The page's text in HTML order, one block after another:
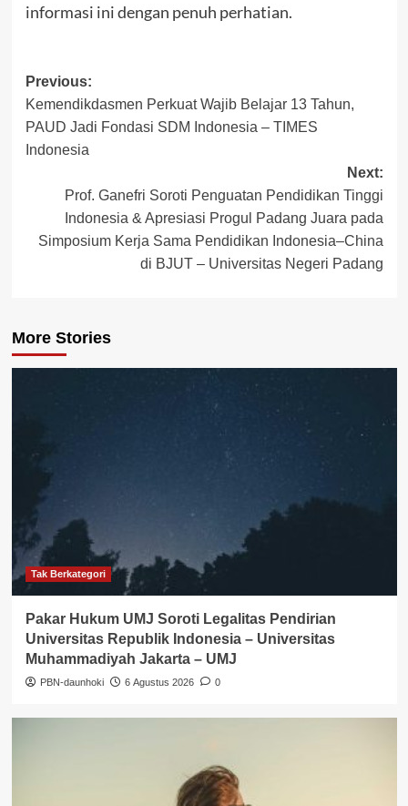
informasi ini dengan penuh perhatian.
Post
navigation
Previous:
Kemendikdasmen Perkuat Wajib Belajar 13 Tahun,
PAUD Jadi Fondasi SDM Indonesia – TIMES
Indonesia
Next:
Prof. Ganefri Soroti Penguatan Pendidikan Tinggi
Indonesia & Apresiasi Progul Padang Juara pada
Simposium Kerja Sama Pendidikan Indonesia–China
di BJUT – Universitas Negeri Padang
More Stories
Tak Berkategori
Pakar Hukum UMJ Soroti Legalitas Pendirian
Universitas Republik Indonesia – Universitas
Muhammadiyah Jakarta – UMJ
PBN-daunhoki 6 Agustus 2026 0